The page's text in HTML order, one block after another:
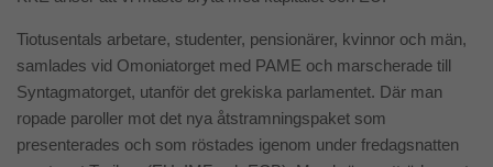
Tiotusentals arbetare, studenter, pensionärer, kvinnor och män,
samlades vid Omoniatorget med PAME och marscherade till
Syntagmatorget, utanför det grekiska parlamentet. Där man
ropade paroller mot det nya åtstramningspaket som
presenterades och som röstades igenom under fredagsnatten